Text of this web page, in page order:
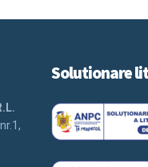
Solutionare